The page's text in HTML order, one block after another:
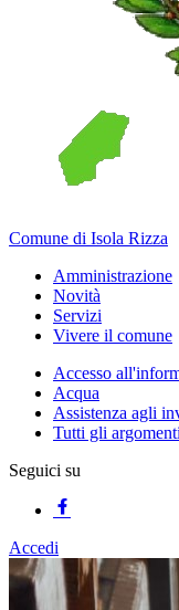
Comune di Isola Rizza
Amministrazione
Novità
Servizi
Vivere il comune
Accesso
Acqua
Assistenza agli
Tutti gli
Seguici su
Accedi